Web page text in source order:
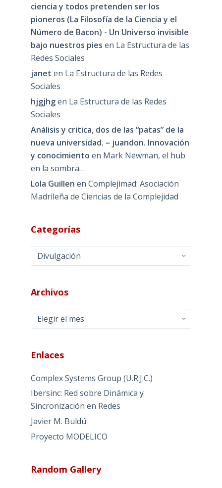
ciencia y todos pretenden ser los
pioneros (La Filosofía de la Ciencia y el
Número de Bacon) - Un Universo invisible
bajo nuestros pies en La Estructura de las
Redes Sociales
janet en La Estructura de las Redes
Sociales
hjgjhgen La Estructura de las Redes
Sociales
Análisis y critica, dos de las “patas” de la
nueva universidad. – juandon. Innovación
y conocimiento en Mark Newman, el hub
en la sombra…
Lola Guillen en Complejimad: Asociación
Madrileña de Ciencias de la Complejidad
Categorías
Categorías
Archivos
Archivos
Enlaces
Complex Systems Group (U.R.J.C.)
Ibersinc: Red sobre Dinámica y
Sincronización en Redes
Javier M. Buldú
Proyecto MODELICO
Random Gallery